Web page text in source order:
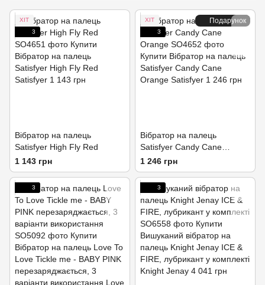
ХІТ
3
Вібратор на палець
Satisfyer High Fly Red
1 143 грн
Подарунок
ХІТ
3
Вібратор на палець
Satisfyer Candy Cane
Orange
1 246 грн
3 3